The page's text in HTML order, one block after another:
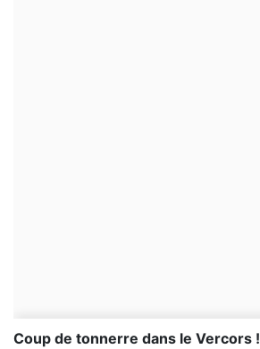
Coup de tonnerre dans le Vercors !